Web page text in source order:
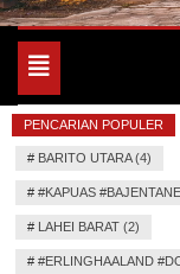
Toggle
navigation
PENCARIAN POPULER
# BARITO UTARA (4)
# #KAPUAS
# LAHEI BARAT (2)
# #ERLINGHAALAND